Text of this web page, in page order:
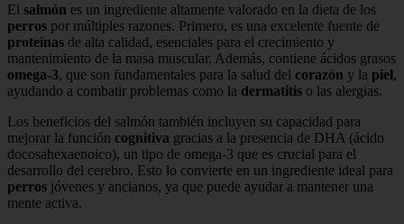
El salmón es un ingrediente altamente valorado en la dieta de los
perros por múltiples razones. Primero, es una excelente fuente de
proteínas de alta calidad, esenciales para el crecimiento y
mantenimiento de la masa muscular. Además, contiene ácidos grasos
omega-3, que son fundamentales para la salud del corazón y la piel,
ayudando a combatir problemas como la dermatitis o las alergias.
Los beneficios del salmón también incluyen su capacidad para
mejorar la función cognitiva gracias a la presencia de DHA (ácido
docosahexaenoico), un tipo de omega-3 que es crucial para el
desarrollo del cerebro. Esto lo convierte en un ingrediente ideal para
perros jóvenes y ancianos, ya que puede ayudar a mantener una
mente activa.